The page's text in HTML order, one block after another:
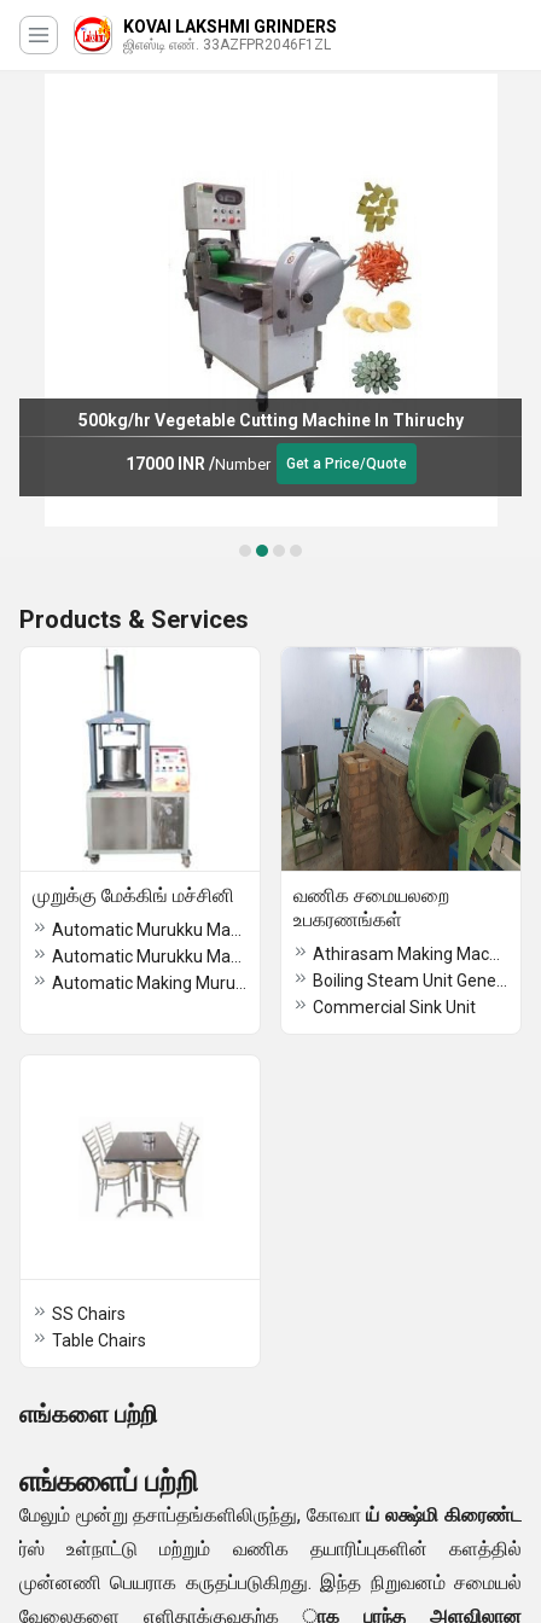
KOVAI LAKSHMI GRINDERS
ஜிஎஸ்டி எண். 33AZFPR2046F1ZL
500kg/hr Vegetable Cutting Machine In
17000 INR/Number
Products & Services
முறுக்கு மேக்கிங் மச்சினி
வணிக சமையலறை
உபகரணங்கள்
Commercial Sink Unit
SS Chairs
Table Chairs
எங்களை பற்றி
எங்களைப் பற்றி
மேலும் மூன்று தசாப்தங்களிலிருந்து, கோவா ய் லக்ஷ்மி கிரைண்ட
ர்ஸ் உள்நாட்டு மற்றும் வணிக தயாரிப்புகளின் களத்தில்
முன்னணி பெயராக கருதப்படுகிறது. இந்த நிறுவனம் சமையல்
வேலைகளை எளிதாக்குவதற்க ாக பரந்த அளவிலான